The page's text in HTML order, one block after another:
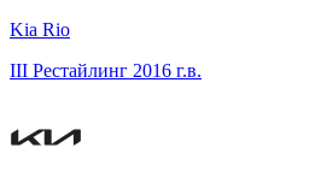
Kia Rio
III Рестайлинг 2016 г.в.